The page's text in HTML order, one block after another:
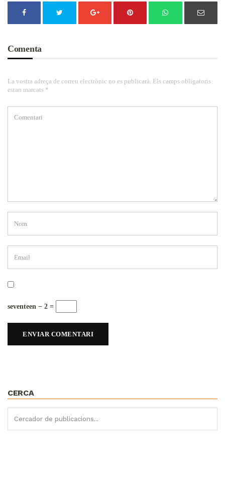
Comenta
La vostra adreça de correu electrònic no es publicarà. Els camps obligatoris
estan marcats *
seventeen − 2 =
CERCA